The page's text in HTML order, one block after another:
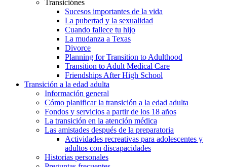
Transiciónes
Sucesos importantes de la vida
La pubertad y la sexualidad
Cuando fallece tu hijo
La mudanza a Texas
Divorce
Planning for Transition to Adulthood
Transition to Adult Medical Care
Friendships After High School
Transición a la edad adulta
Información general
Cómo planificar la transición a la edad adulta
Fondos y servicios a partir de los 18 años
La transición en la atención médica
Las amistades después de la preparatoria
Actividades recreativas para adolescentes y
adultos con discapacidades
Historias personales